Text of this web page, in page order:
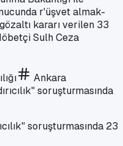
r'üşvet almak-
kararı verilen 33
Sulh Ceza
Ankara
soruşturmasında 23